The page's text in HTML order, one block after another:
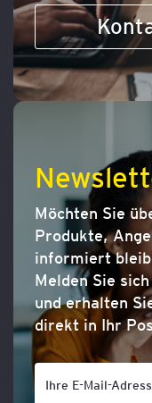
Möchten Sie
Produkte,
informiert
Melden Sie
und erhalten
direkt in Ihr